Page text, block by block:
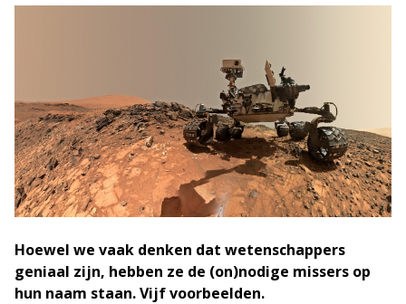
Hoewel we vaak denken dat wetenschappers
geniaal zijn, hebben ze de (on)nodige missers op
hun naam staan. Vijf voorbeelden.